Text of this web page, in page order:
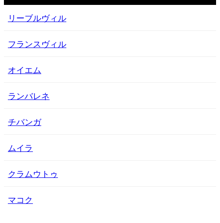
リーブルヴィル
フランスヴィル
オイエム
ランバレネ
チバンガ
ムイラ
クラムウトゥ
マコク